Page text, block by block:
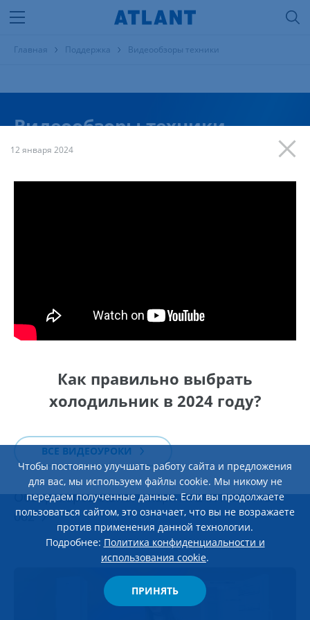
12 января 2024
Как правильно выбрать
холодильник в 2024 году?
ВСЕ ВИДЕОУРОКИ
Чтобы постоянно улучшать работу сайта и предложения
для вас, мы используем файлы cookie. Мы никому не
передаем полученные данные. Если вы продолжаете
пользоваться сайтом, это означает, что вы не возражаете
против применения данной технологии.
Подробнее: Политика конфиденциальности и
использования cookie.
ПРИНЯТЬ
Главная Поддержка Видеообзоры техники
Видеообзоры техники
ЭКСПЛУАТАЦИЯ И УХОД 28 Мая 2026
Обзор морозильного ларя ATLANT М-8115-
002